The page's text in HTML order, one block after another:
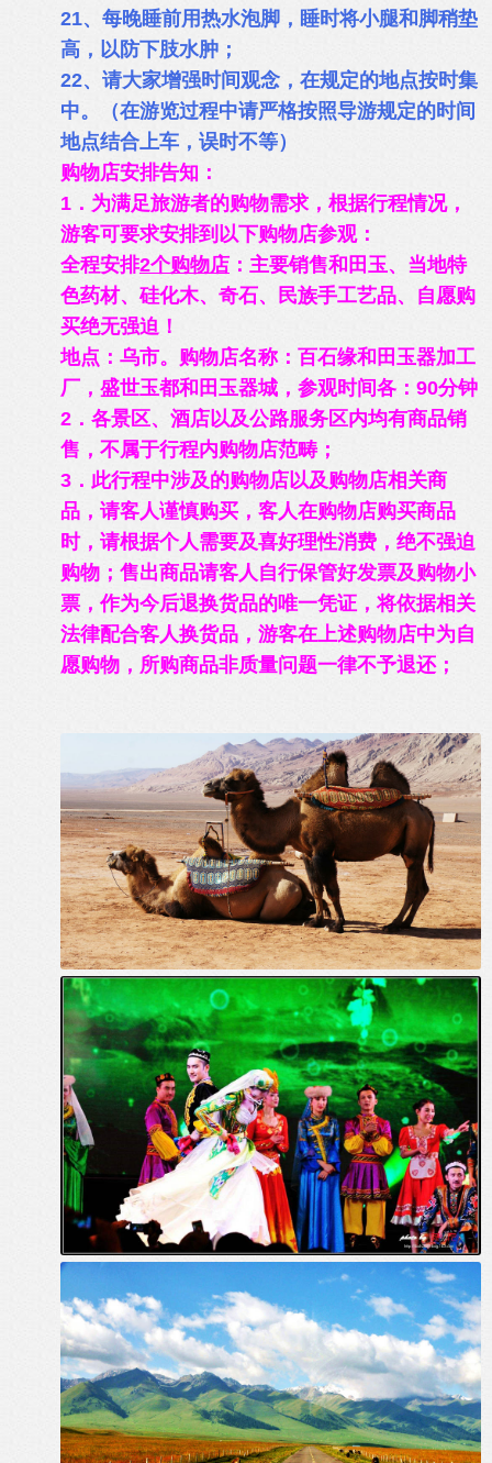
21、每晚睡前用热水泡脚，睡时将小腿和脚稍垫
高，以防下肢水肿；
22、请大家增强时间观念，在规定的地点按时集
中。（在游览过程中请严格按照导游规定的时间
地点结合上车，误时不等）
购物店安排告知：
1．为满足旅游者的购物需求，根据行程情况，
游客可要求安排到以下购物店参观：
全程安排2个购物店 ：主要销售和田玉、当地特
色药材、硅化木、奇石、民族手工艺品、自愿购
买绝无强迫！
地点：乌市。购物店名称：百石缘和田玉器加工
厂，盛世玉都和田玉器城，参观时间各：90分钟
2．各景区、酒店以及公路服务区内均有商品销
售，不属于行程内购物店范畴；
3．此行程中涉及的购物店以及购物店相关商
品，请客人谨慎购买，客人在购物店购买商品
时，请根据个人需要及喜好理性消费，绝不强迫
购物；售出商品请客人自行保管好发票及购物小
票，作为今后退换货品的唯一凭证，将依据相关
法律配合客人换货品，游客在上述购物店中为自
愿购物，所购商品非质量问题一律不予退还；